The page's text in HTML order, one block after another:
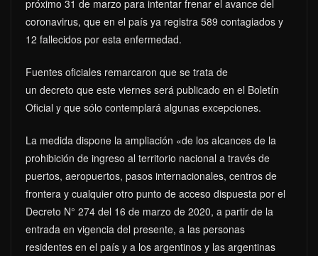
próximo 31 de marzo para intentar frenar el avance del
coronavirus, que en el país ya registra 589 contagiados y
12 fallecidos por esta enfermedad.
Fuentes oficiales remarcaron que se trata de
un decreto que este viernes será publicado en el Boletín
Oficial y que sólo contemplará algunas excepciones.
La medida dispone la ampliación «de los alcances de la
prohibición de ingreso al territorio nacional a través de
puertos, aeropuertos, pasos internacionales, centros de
frontera y cualquier otro punto de acceso dispuesta por el
Decreto N° 274 del 16 de marzo de 2020, a partir de la
entrada en vigencia del presente, a las personas
residentes en el país y a los argentinos y las argentinas